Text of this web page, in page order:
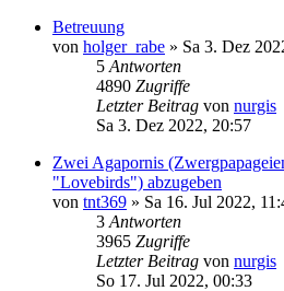
Betreuung
von holger_rabe » Sa 3. Dez
5 Antworten
4890 Zugriffe
Letzter Beitrag von nurgis
Sa 3. Dez 2022, 20:57
Zwei Agapornis
"Lovebirds") abzugeben
von tnt369 » Sa 16. Jul 2022,
3 Antworten
3965 Zugriffe
Letzter Beitrag von nurgis
So 17. Jul 2022, 00:33